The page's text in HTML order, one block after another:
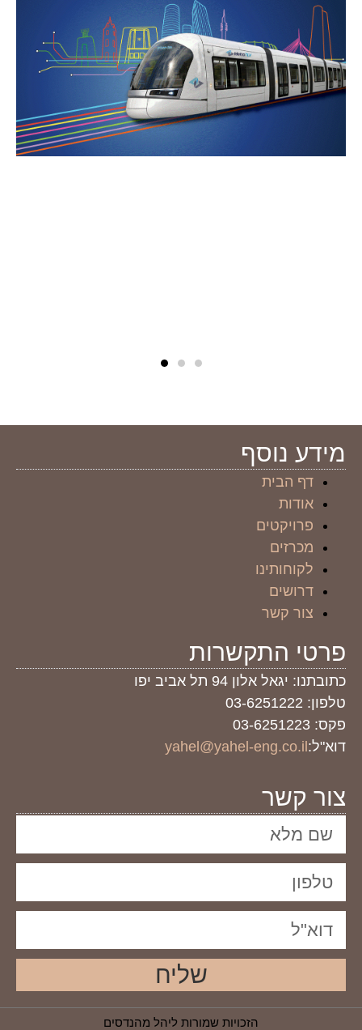
מידע נוסף
דף הבית
אודות
פרויקטים
מכרזים
לקוחותינו
דרושים
צור קשר
פרטי התקשרות
כתובתנו: יגאל אלון 94 תל אביב יפו
טלפון: 03-6251222
פקס: 03-6251223
דוא"ל:yahel@yahel-eng.co.il
צור קשר
שליח
הזכויות שמורות ליהל מהנדסים